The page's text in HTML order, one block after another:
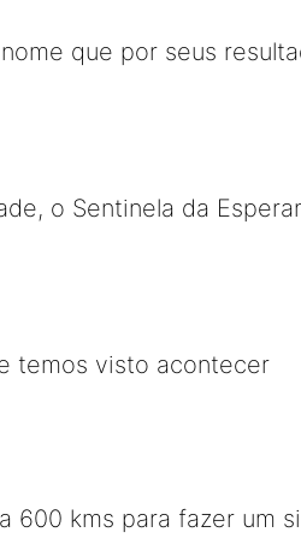
que por seus
o Sentinela da
temos visto acontecer
600 kms para fazer um